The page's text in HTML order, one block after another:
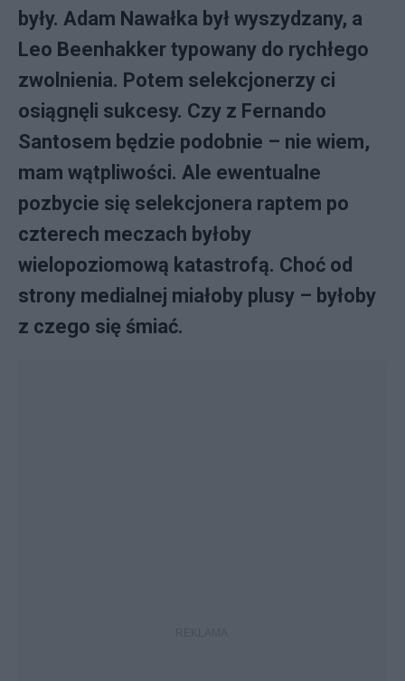
były. Adam Nawałka był wyszydzany, a
Leo Beenhakker typowany do rychłego
zwolnienia. Potem selekcjonerzy ci
osiągnęli sukcesy. Czy z Fernando
Santosem będzie podobnie – nie wiem,
mam wątpliwości. Ale ewentualne
pozbycie się selekcjonera raptem po
czterech meczach byłoby
wielopoziomową katastrofą. Choć od
strony medialnej miałoby plusy – byłoby
z czego się śmiać.